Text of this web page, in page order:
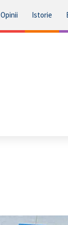
Opinii Istorie